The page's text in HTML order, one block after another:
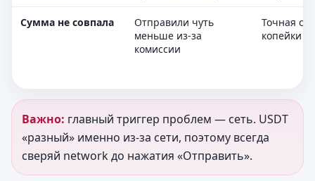
Сумма не совпала
Отправили чуть
меньше из-за
комиссии
Точная
копейки
Важно: главный триггер проблем — сеть. USDT
«разный» именно из-за сети, поэтому всегда
сверяй network до нажатия «Отправить».